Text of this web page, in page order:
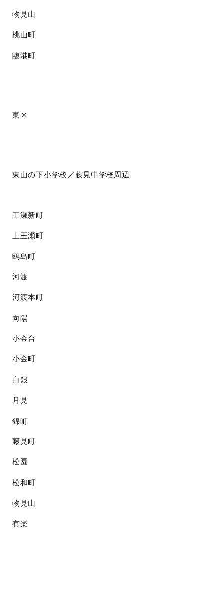
物見山
桃山町
臨港町
東区
東山の下小学校／藤見中学校周辺
王瀬新町
上王瀬町
鴎島町
河渡
河渡本町
向陽
小金台
小金町
白銀
月見
錦町
藤見町
松園
松和町
物見山
有楽